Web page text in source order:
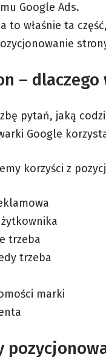
Google Ads.
to właśnie ta
–
pytań, jaką
Google
korzyści z
trzeba
trzeba
marki